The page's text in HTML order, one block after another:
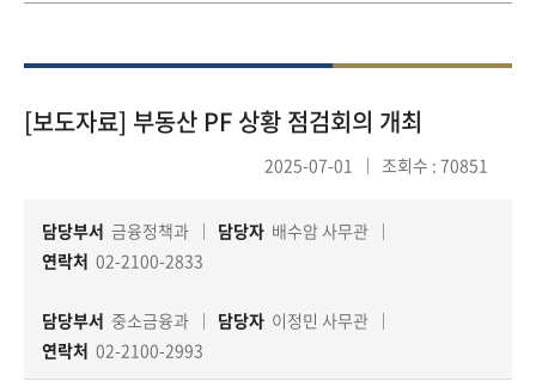
참
여
당
[보도자료] 부동산 PF 상황 점검회의 개최
2025-07-01 조회수 : 70851
담당부서 금융정책과 담당자 배수암 사무관
연락처 02-2100-2833
담당부서 중소금융과 담당자 이정민 사무관
연락처 02-2100-2993